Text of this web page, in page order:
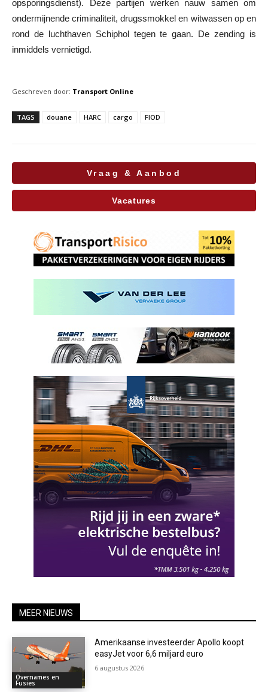
opsporingsdienst). Deze partijen werken nauw samen om
ondermijnende criminaliteit, drugssmokkel en witwassen op en
rond de luchthaven Schiphol tegen te gaan. De zending is
inmiddels vernietigd.
Geschreven door: Transport Online
TAGS douane HARC cargo FIOD
Vraag & Aanbod
Vacatures
MEER NIEUWS
Overnames en
Fusies
Amerikaanse investeerder Apollo koopt
easyJet voor 6,6 miljard euro
6 augustus 2026